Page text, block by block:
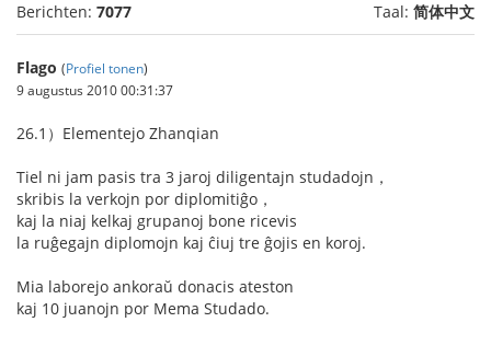
Berichten: 7077 Taal: 简体中文
Flago (Profiel tonen)
9 augustus 2010 00:31:37
26.1）Elementejo Zhanqian
Tiel ni jam pasis tra 3 jaroj diligentajn studadojn，
skribis la verkojn por diplomitiĝo，
kaj la niaj kelkaj grupanoj bone ricevis
la ruĝegajn diplomojn kaj ĉiuj tre ĝojis en koroj.
Mia laborejo ankoraŭ donacis ateston
kaj 10 juanojn por Mema Studado.